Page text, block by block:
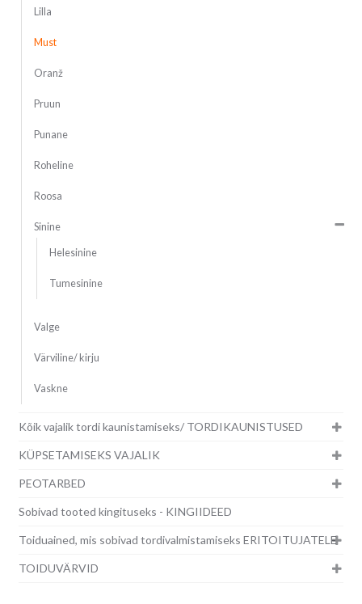
Lilla
Must
Oranž
Pruun
Punane
Roheline
Roosa
Sinine
Helesinine
Tumesinine
Valge
Värviline/ kirju
Vaskne
Kõik vajalik tordi kaunistamiseks/ TORDIKAUNISTUSED
KÜPSETAMISEKS VAJALIK
PEOTARBED
Sobivad tooted kingituseks - KINGIIDEED
Toiduained, mis sobivad tordivalmistamiseks ERITOITUJATELE
TOIDUVÄRVID